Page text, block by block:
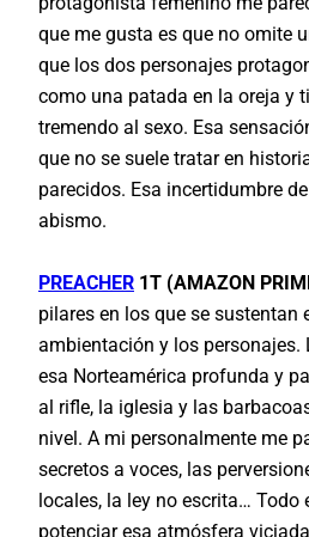
que me gusta es que no omite
que los dos personajes
como una patada en la oreja y
tremendo al sexo. Esa
que no se suele tratar en
parecidos. Esa incertidumbre
abismo.
PREACHER 1T (AMAZON
pilares en los que se sustentan
ambientación y los personajes.
esa Norteamérica profunda y
al rifle, la iglesia y las
nivel. A mi personalmente me
secretos a voces, las
locales, la ley no escrita… Todo
potenciar esa atmósfera